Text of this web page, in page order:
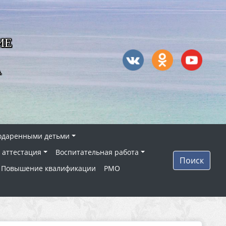
детьми
Воспитательная работа
Повышение квалификации
РМО
Поиск